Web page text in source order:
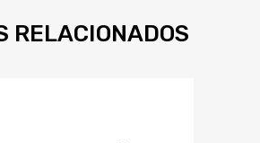
RELACIONADOS